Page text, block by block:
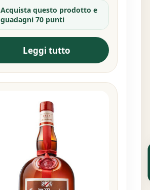
Acquista questo prodotto e
guadagni 70 punti
Leggi tutto